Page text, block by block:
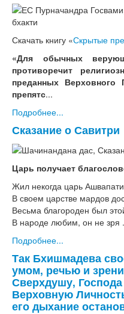
Скачать книгу «Скрытые
«Для обычных
противоречит
преданных
препятс...
Подробнее...
Сказание о Савитри
Царь получает
Жил некогда царь
В своем царстве мардов
Весьма благороден был
В народе любим, он не зря
Подробнее...
Так Бхишмадева
умом, речью и
Сверхдушу,
Верховную
его дыхание